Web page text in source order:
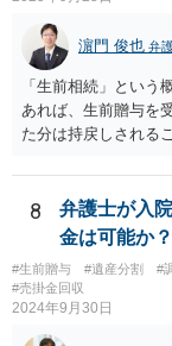
に残し、余剰資金で
相続財産とは別枠で
因贈与 「介護・見
不履行なら無効にで
除条件 慈善団体への
を設定。 などがあり
濵門 俊也 弁
「生前相続」という
あれば、生前贈与を
た分は持戻しされる
8
弁護士が入
金は可能か？
#生前贈与 #遺産分割 #
#売掛金回収
2024年9月30日